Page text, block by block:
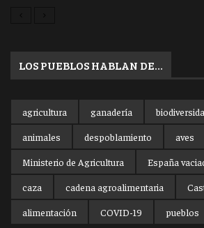
LOS PUEBLOS HABLAN DE…
agricultura ganadería
animales
despoblamiento
aves
Ministerio de Agricultura
España
caza
cadena agroalimentaria
alimentación
COVID-19 pueblos